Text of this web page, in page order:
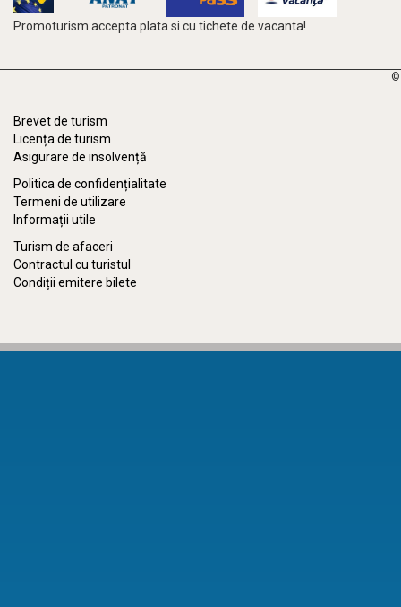
Promoturism accepta plata si cu tichete de vacanta!
©
Brevet de turism
Licența de turism
Asigurare de insolvență
Politica de confidențialitate
Termeni de utilizare
Informații utile
Turism de afaceri
Contractul cu turistul
Condiții emitere bilete